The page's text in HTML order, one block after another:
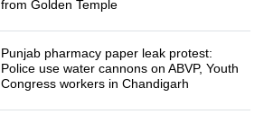
from Golden Temple
Punjab pharmacy paper leak protest:
Police use water cannons on ABVP, Youth
Congress workers in Chandigarh